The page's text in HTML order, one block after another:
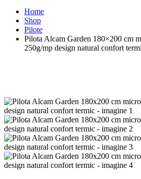
Home
Shop
Pilote
Pilota Alcam Garden 180×200 cm
250g/mp design natural confort